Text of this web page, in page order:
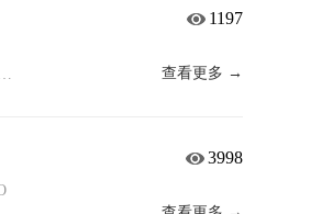
1197
查看更多 →
3998